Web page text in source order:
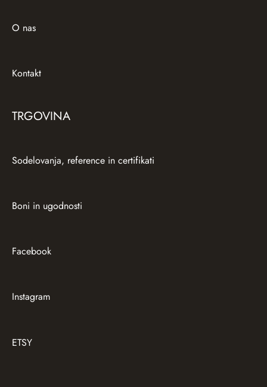
O nas
Kontakt
TRGOVINA
Sodelovanja, reference in certifikati
Boni in ugodnosti
Facebook
Instagram
ETSY